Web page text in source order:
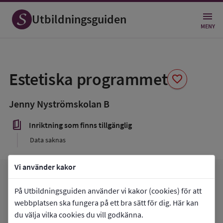
Vi använder kakor
På Utbildningsguiden använder vi kakor (cookies) för att
webbplatsen ska fungera på ett bra sätt för dig. Här kan
du välja vilka cookies du vill godkänna.
Utbildningsguiden MENY
Estetiska programmet favorite
som
favorit
Jenny Nyströmskolan B
book_5 Inriktning som finns tillgänglig
Data saknas
Gå tillJenny Nyströmskolan Barrow_forward
Mina favoriterfavorite